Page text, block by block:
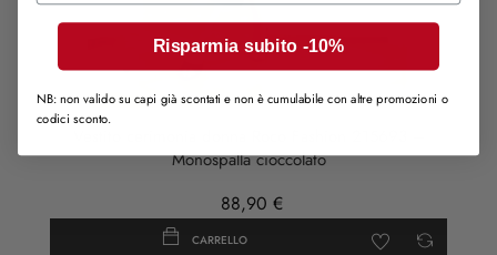
Monospalla cioccolato
88,90 €
CARRELLO
Risparmia subito -10%
NB: non valido su capi già scontati e non è cumulabile con altre promozioni o
codici sconto.